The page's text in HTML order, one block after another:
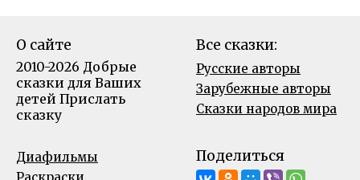
О сайте
2010-2026 Добрые
сказки для Ваших
детей Прислать
сказку
Все сказки:
Русские авторы
Зарубежные авторы
Сказки народов мира
Диафильмы
Поделиться